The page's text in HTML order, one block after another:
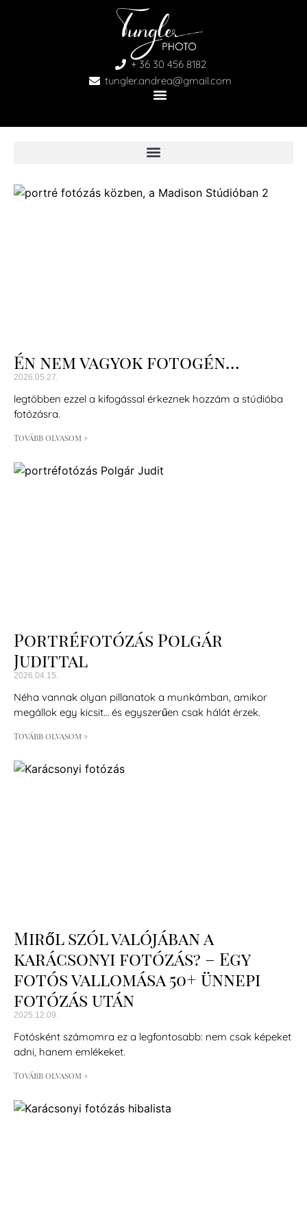
+ 36 30 456 8182
tungler.andrea@gmail.com
Én nem vagyok fotogén…
2026.05.27.
legtöbben ezzel a kifogással érkeznek hozzám a stúdióba
fotózásra.
Tovább olvasom »
Portréfotózás Polgár
Judittal
2026.04.15.
Néha vannak olyan pillanatok a munkámban, amikor
megállok egy kicsit… és egyszerűen csak hálát érzek.
Tovább olvasom »
Miről szól valójában a
karácsonyi fotózás? – Egy
fotós vallomása 50+ ünnepi
fotózás után
2025.12.09.
Fotósként számomra ez a legfontosabb: nem csak képeket
adni, hanem emlékeket.
Tovább olvasom »